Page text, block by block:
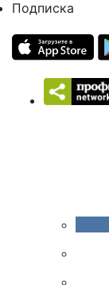
Подписка